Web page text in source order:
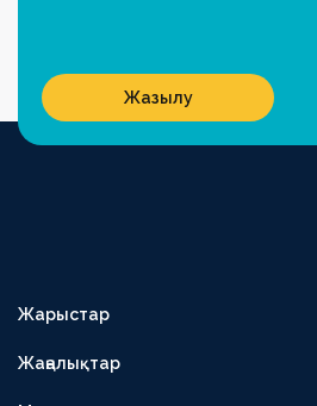
Жарыстар
1XBET БІРІНШІ ЛИГА
Жаңалықтар
Жазылу